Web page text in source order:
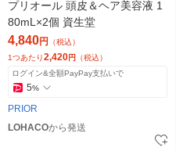
プリオール 頭皮＆ヘア美容液 1
80mL×2個 資生堂
4,840円
（税込）
1つあたり2,420円 （税込）
ログイン&全額PayPay支払いで
5%
PRIOR
LOHACOから発送